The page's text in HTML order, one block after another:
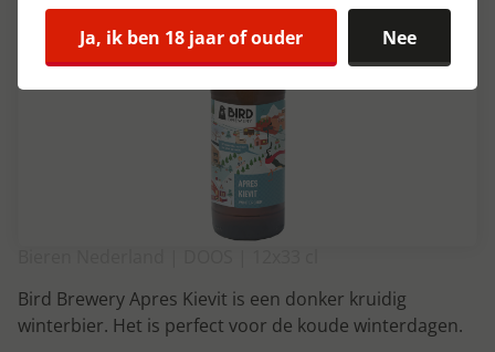
Bird Brewery Apres Kievit is een donker kruidig
winterbier. Het is perfect voor de koude winterdagen.
Ja, ik ben 18 jaar of ouder Nee